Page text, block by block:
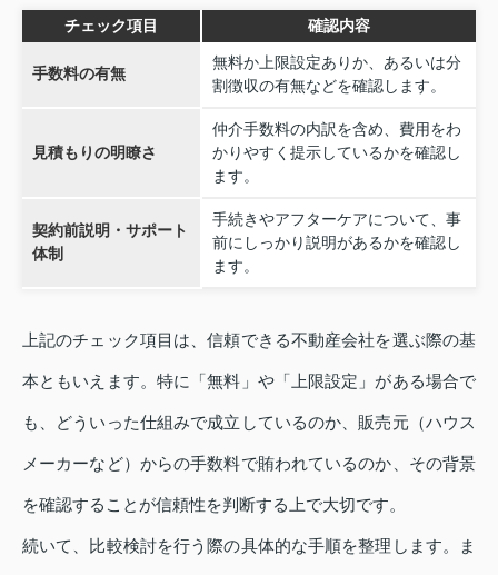
チェック項目 確認内容
手数料の有無
無料か上限設定ありか、あるいは分
割徴収の有無などを確認します。
見積もりの明瞭さ
仲介手数料の内訳を含め、費用をわ
かりやすく提示しているかを確認し
ます。
契約前説明・サポート
体制
手続きやアフターケアについて、事
前にしっかり説明があるかを確認し
ます。
上記のチェック項目は、信頼できる不動産会社を選ぶ際の基
本ともいえます。特に「無料」や「上限設定」がある場合で
も、どういった仕組みで成立しているのか、販売元（ハウス
メーカーなど）からの手数料で賄われているのか、その背景
を確認することが信頼性を判断する上で大切です。
続いて、比較検討を行う際の具体的な手順を整理します。ま